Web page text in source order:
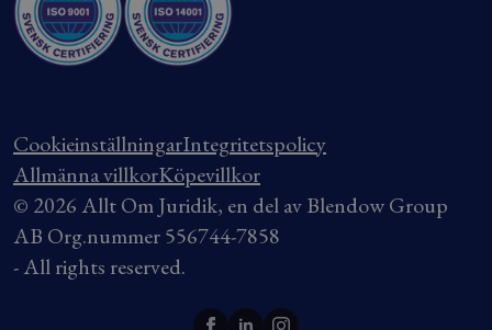
CookieinställningarIntegritetspolicy
Allmänna villkorKöpevillkor
© 2026 Allt Om Juridik, en del av Blendow Group
AB Org.nummer 556744-7858
- All rights reserved.